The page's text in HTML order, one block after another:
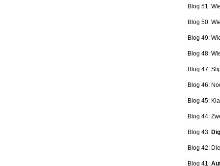
Blog 51:
Blog 50:
Blog 49:
Blog 48:
Blog 47:
Blog 46:
Blog 45:
Blog 44:
Blog 43:
Blog 42:
Blog 41: